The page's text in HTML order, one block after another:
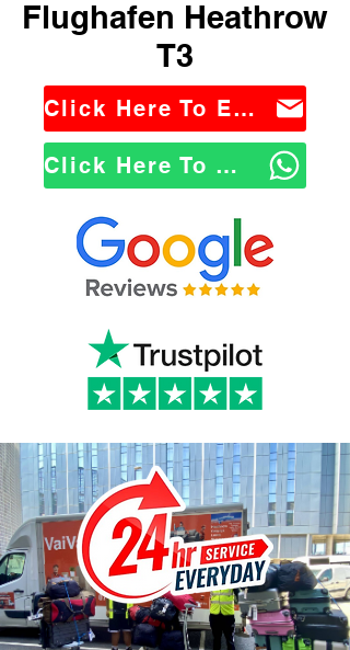
Flughafen Heathrow
T3
Click Here To Email Us
Click Here To WhatsApp Us